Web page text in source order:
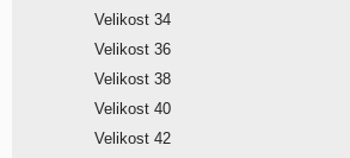
Velikost 34
Velikost 36
Velikost 38
Velikost 40
Velikost 42